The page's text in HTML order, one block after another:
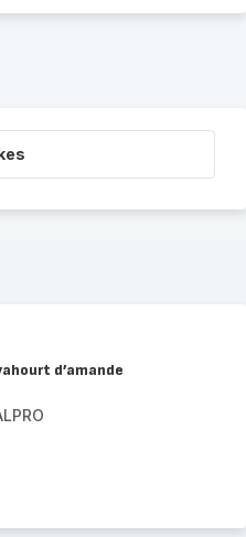
d’amande